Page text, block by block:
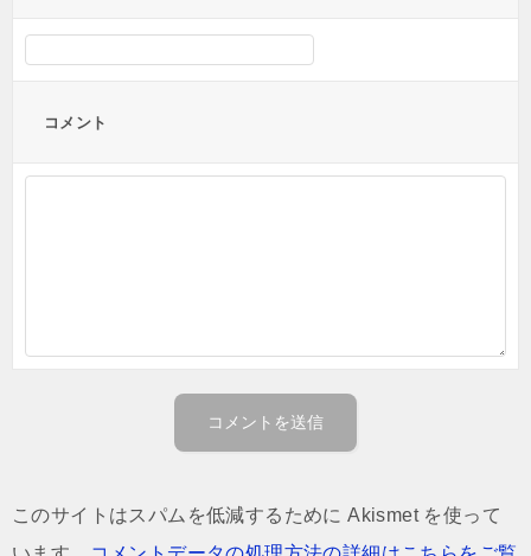
コメント
このサイトはスパムを低減するために Akismet を使って